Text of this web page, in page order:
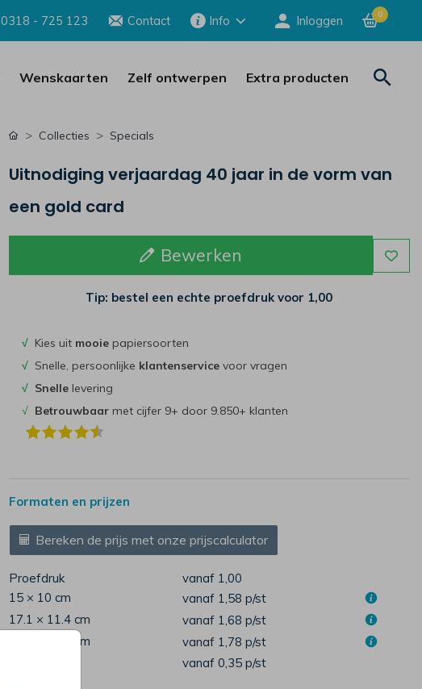
0318 - 725 123 Contact Info Inloggen 0
Wenskaarten Zelf ontwerpen Extra producten
Collecties Specials
Uitnodiging verjaardag 40 jaar in de vorm van
een gold card
Bewerken
Tip: bestel een echte proefdruk voor 1,00
√Kies uit mooie papiersoorten
√Snelle, persoonlijke klantenservicevoor vragen
√ Snellelevering
√ Betrouwbaarmet cijfer 9+ door 9.850+ klanten
Formaten en prijzen
Bereken de prijs met onze prijscalculator
Proefdruk
vanaf 1,00
15 × 10 cm
vanaf 1,58 p/st
17.1 × 11.4 cm
vanaf 1,68 p/st
21.6 × 14.4 cm
vanaf 1,78 p/st
vanaf 0,35 p/st